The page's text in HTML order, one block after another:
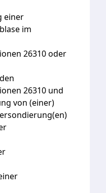
einer
im
26310 oder
26310 und
von (einer)